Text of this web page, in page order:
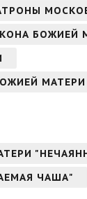
БОЖИЕЙ
ЧАША"